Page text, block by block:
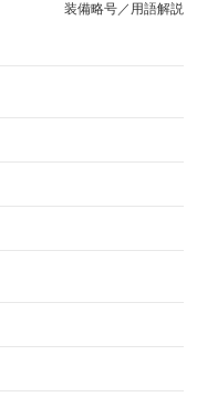
装備略号／用語解説